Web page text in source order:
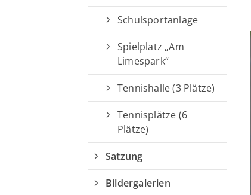
Schulsportanlage
Spielplatz „Am
Limespark“
Tennishalle (3 Plätze)
Tennisplätze (6
Plätze)
Satzung
Bildergalerien